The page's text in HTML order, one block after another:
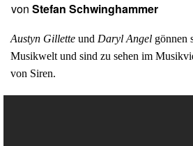
von Stefan Schwinghammer
Austyn Gillette und Daryl Angel gönnen
Musikwelt und sind zu sehen im
von Siren.